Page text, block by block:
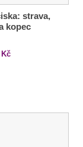
strava,
kopec
Kč